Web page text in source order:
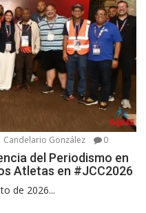
Candelario González 0
del Periodismo en
Atletas en #JCC2026
de 2026...